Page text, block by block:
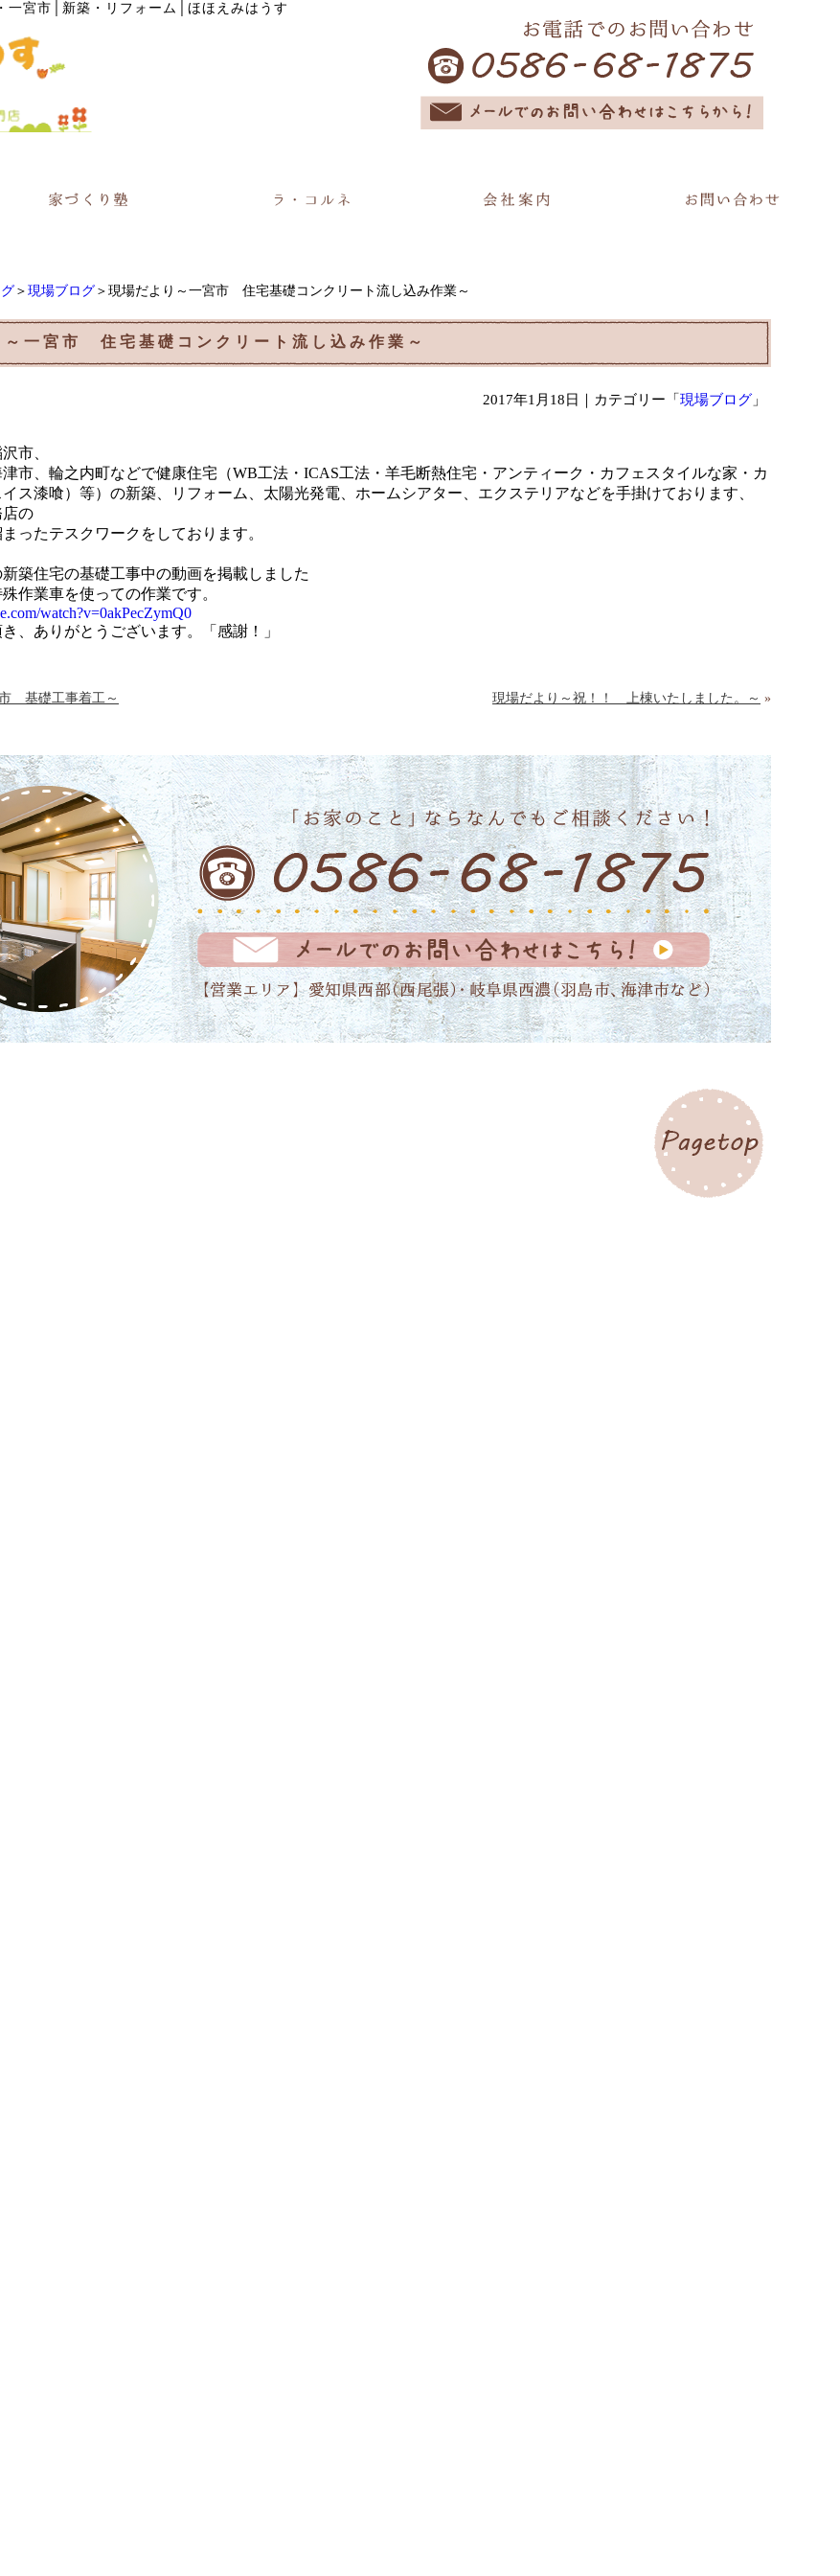
一宮市│新築・リフォーム│ほほえみはうす
＞ 現場ブログ ＞現場だより～一宮市 住宅基礎コンクリート流し込み作業～
～一宮市 住宅基礎コンクリート流し込み作業～
2017年1月18日 ｜カテゴリー「 現場ブログ 」
市、
市、輪之内町などで健康住宅（WB工法・ICAS工法・羊毛断熱住宅・アンティーク・カフェスタイルな家・カ
ス漆喰）等）の新築、リフォーム、太陽光発電、ホームシアター、エクステリアなどを手掛けております、
の
ったテスクワークをしております。
築住宅の基礎工事中の動画を掲載しました
作業車を使っての作業です。
watch?v=0akPecZymQ0
、ありがとうございます。「感謝！」
基礎工事着工～ 現場だより～祝！！ 上棟いたしました。～ »